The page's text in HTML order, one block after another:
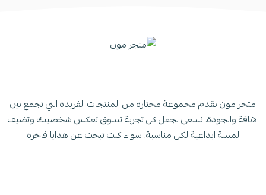
متجر مون نقدم مجموعة مختارة من المنتجات الفريدة التي تجمع بين
الاناقة والجودة. نسعى لجعل كل تجربة تسوق تعكس شخصيتك وتضيف
لمسة ابداعية لكل مناسبة. سواء كنت تبحث عن هدايا فاخرة